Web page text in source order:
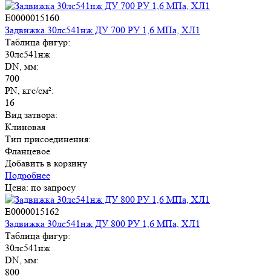
E0000015160
Задвижка 30лс541нж ДУ 700 РУ 1,6 МПа, ХЛ1
Таблица фигур:
30лс541нж
DN, мм:
700
PN, кгс/см²:
16
Вид затвора:
Клиновая
Тип присоединения:
Фланцевое
Добавить в корзину
Подробнее
Цена: по запросу
E0000015162
Задвижка 30лс541нж ДУ 800 РУ 1,6 МПа, ХЛ1
Таблица фигур:
30лс541нж
DN, мм:
800